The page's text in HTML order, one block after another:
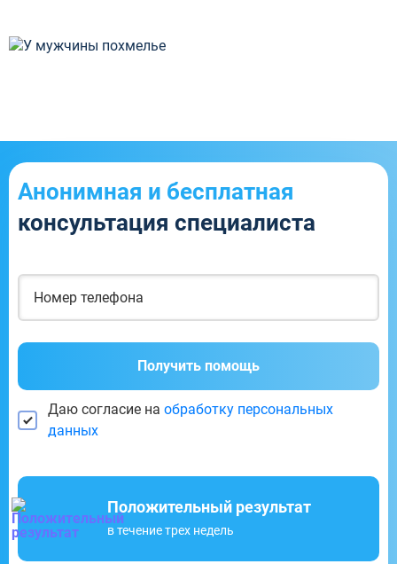
Анонимная и бесплатная
консультация специалиста
Получить помощь
Даю согласие на обработку персональных
данных
Положительный результат
в течение трех недель